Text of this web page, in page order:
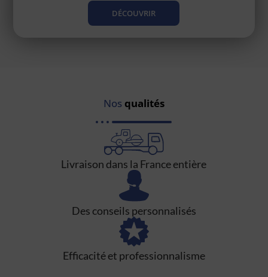
DÉCOUVRIR
Nos qualités
Livraison dans la France entière
Des conseils personnalisés
Efficacité et professionnalisme